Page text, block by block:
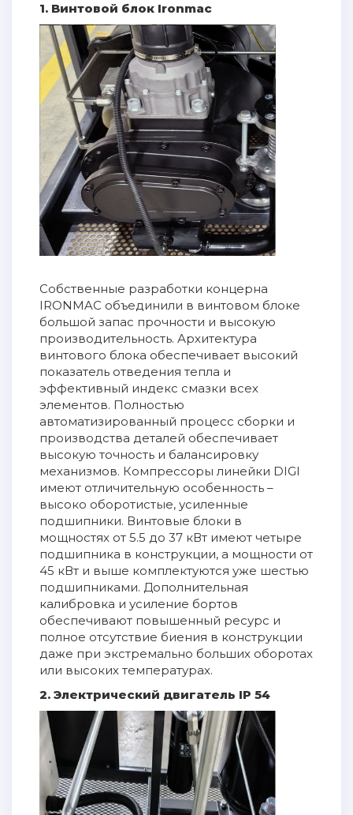
1. Винтовой блок Ironmac
Собственные разработки концерна
IRONMAC объединили в винтовом блоке
большой запас прочности и высокую
производительность. Архитектура
винтового блока обеспечивает высокий
показатель отведения тепла и
эффективный индекс смазки всех
элементов. Полностью
автоматизированный процесс сборки и
производства деталей обеспечивает
высокую точность и балансировку
механизмов. Компрессоры линейки DIGI
имеют отличительную особенность –
высоко оборотистые, усиленные
подшипники. Винтовые блоки в
мощностях от 5.5 до 37 кВт имеют четыре
подшипника в конструкции, а мощности от
45 кВт и выше комплектуются уже шестью
подшипниками. Дополнительная
калибровка и усиление бортов
обеспечивают повышенный ресурс и
полное отсутствие биения в конструкции
даже при экстремально больших оборотах
или высоких температурах.
2. Электрический двигатель IP 54